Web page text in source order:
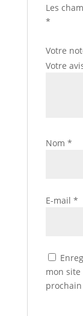
Les
*
Votre
Votre
Nom *
E-mail *
mon